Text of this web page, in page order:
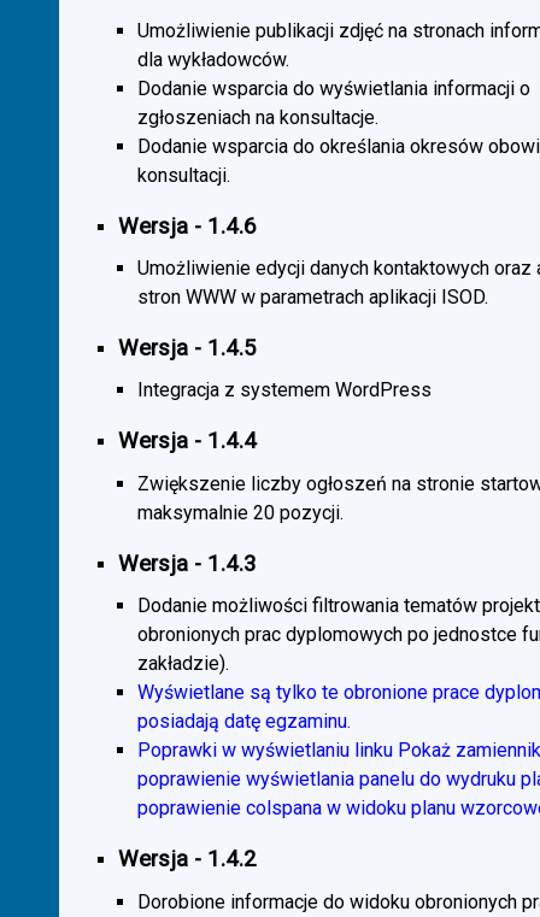
Umożliwienie publikacji zdjęć na stronach
dla wykładowców.
Dodanie wsparcia do wyświetlania informacji o
zgłoszeniach na konsultacje.
Dodanie wsparcia do określania okresów
konsultacji.
Wersja - 1.4.6
Umożliwienie edycji danych kontaktowych oraz
stron WWW w parametrach aplikacji ISOD.
Wersja - 1.4.5
Integracja z systemem WordPress
Wersja - 1.4.4
Zwiększenie liczby ogłoszeń na stronie
maksymalnie 20 pozycji.
Wersja - 1.4.3
Dodanie możliwości filtrowania tematów
obronionych prac dyplomowych po jednostce
zakładzie).
Wyświetlane są tylko te obronione prace
posiadają datę egzaminu.
Poprawki w wyświetlaniu linku Pokaż
poprawienie wyświetlania panelu do wydruku
poprawienie colspana w widoku planu
Wersja - 1.4.2
Dorobione informacje do widoku obronionych